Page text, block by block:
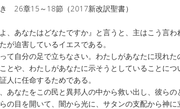
26章15～18節（2017新改訳聖書）
、あなたはどなたですか』と言うと、主はこう言わ
が迫害しているイエスである。
て自分の足で立ちなさい。わたしがあなたに現れた
とや、わたしがあなたに示そうとしていることに
人に任命するためである。
あなたをこの民と異邦人の中から救い出し、彼らの
の目を開いて、闇から光に、サタンの支配から神に